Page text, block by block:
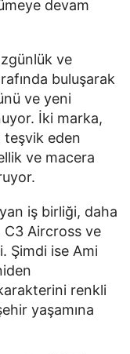
devam
ve
buluşarak
ve yeni
İki marka,
teşvik eden
ve macera
iş birliği, daha
C3 Aircross ve
Şimdi ise Ami
renkli
yaşamına